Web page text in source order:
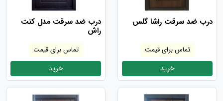
درب ضد سرقت راشا گلس
تماس برای قیمت
خرید
درب ضد سرقت مدل کنت
راش
تماس برای قیمت
خرید